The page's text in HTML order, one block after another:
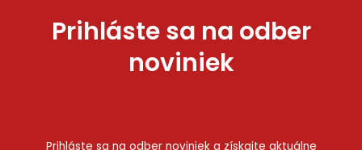
Prihláste sa na odber
noviniek
Prihláste sa na odber noviniek a získajte aktuálne